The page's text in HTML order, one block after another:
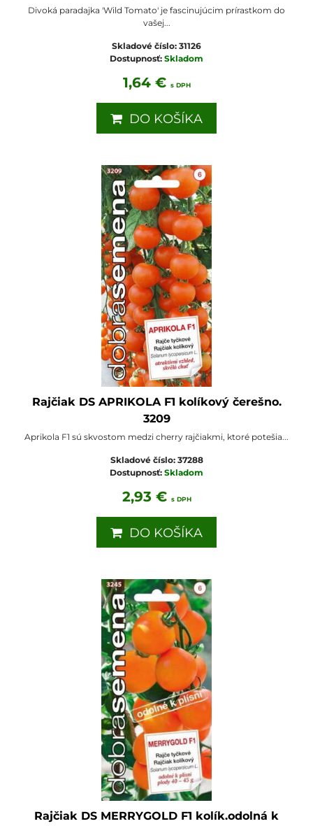
Divoká paradajka 'Wild Tomato' je fascinujúcim prírastkom do
vašej...
Skladové číslo: 31126
Dostupnosť: Skladom
1,64 € s DPH
DO KOŠÍKA
Rajčiak DS APRIKOLA F1 kolíkový čerešno.
3209
Aprikola F1 sú skvostom medzi cherry rajčiakmi, ktoré potešia...
Skladové číslo: 37288
Dostupnosť: Skladom
2,93 € s DPH
DO KOŠÍKA
Rajčiak DS MERRYGOLD F1 kolík.odolná k